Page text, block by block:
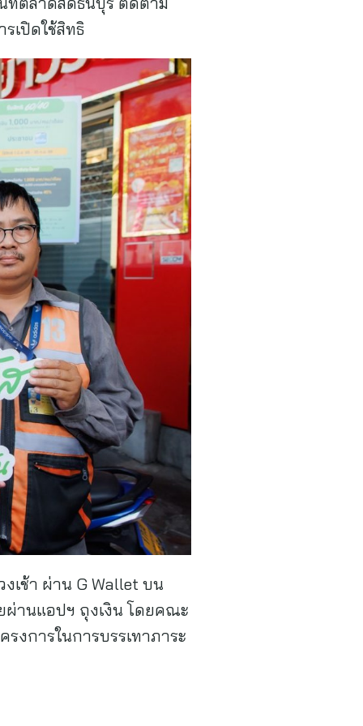
เปิดใช้สิทธิ
เช้า ผ่าน G Wallet บน
ผ่านแอปฯ ถุงเงิน โดยคณะ
งการในการบรรเทาภาระ